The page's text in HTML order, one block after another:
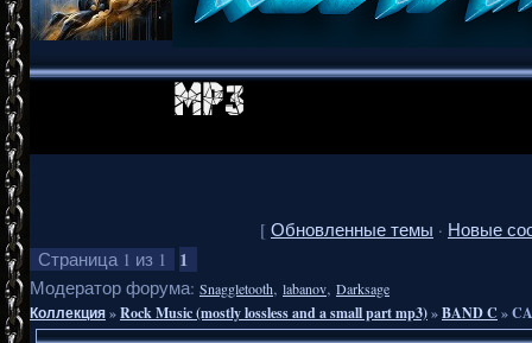
[ Обновленные темы · Новые
Страница 1 из 1 1
Модератор форума: Snaggletooth, labanov, Darksage
Коллекция»Rock Music (mostly lossless and a small part mp3)»BAND C »